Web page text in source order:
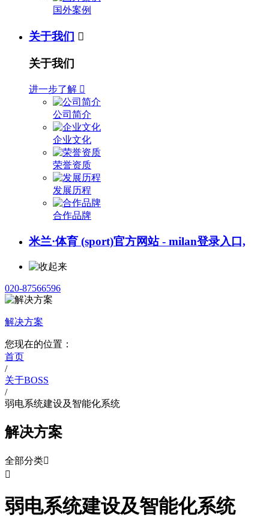
国外案例
关于我们 
关于我们
进一步了解 
公司简介
企业文化
荣誉资质
发展历程
合作品牌
米兰·体育 (sport)官方网站 - milan登录入口,
020-87566596
解决方案
您现在的位置：
首页
/
关于BOSS
/
弱电系统建设及智能化系统
解决方案
全部分类

弱电系统建设及智能化系统